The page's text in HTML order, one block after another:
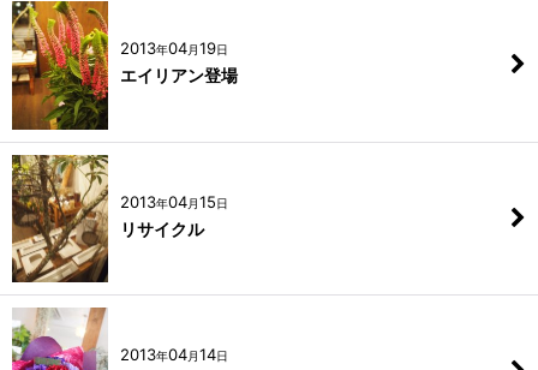
2013年04月19日
エイリアン登場
2013年04月15日
リサイクル
2013年04月14日